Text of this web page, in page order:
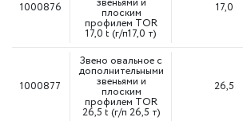
1000876 плоским
профилем TOR
17,0 t (г/п17,0 т)
17,0
1000877
Звено овальное с
дополнительными
звеньями и
плоским
профилем TOR
26,5 t (г/п 26,5 т)
26,5